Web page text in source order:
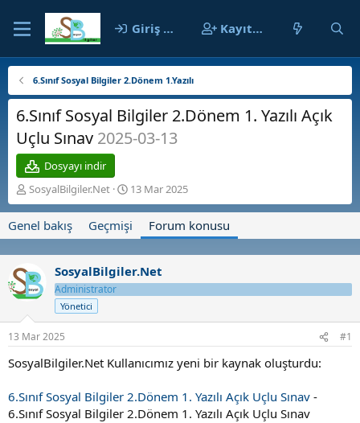
Giriş yap Kayıt ol
6.Sınıf Sosyal Bilgiler 2.Dönem 1.Yazılı
6.Sınıf Sosyal Bilgiler 2.Dönem 1. Yazılı Açık
Uçlu Sınav 2025-03-13
Dosyayı indir
K
o
b
u
b
ş
l
a
t
SosyalBilgiler.Net
B
a
l
g
t
r
i
i
13 Mar 2025
Genel bakış Geçmişi Forum konusu
SosyalBilgiler.Net
Administrator
Yönetici
13 Mar 2025 #1
SosyalBilgiler.Net Kullanıcımız yeni bir kaynak oluşturdu:
6.Sınıf Sosyal Bilgiler 2.Dönem 1. Yazılı Açık Uçlu Sınav -
6.Sınıf Sosyal Bilgiler 2.Dönem 1. Yazılı Açık Uçlu Sınav